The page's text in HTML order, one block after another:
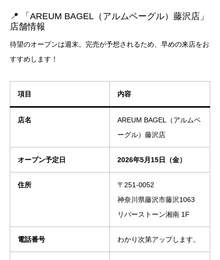
📍 「AREUM BAGEL（アルムベーグル）藤沢店」
店舗情報
待望のオープンは週末。完売が予想されるため、早めの来店をお
すすめします！
項目 内容
店名
AREUM BAGEL（アルムベ
ーグル）藤沢店
オープン予定日 2026年5月15日（金）
住所
〒251-0052
神奈川県藤沢市藤沢1063
リバーストーン湘南 1F
電話番号 わかり次第アップします。